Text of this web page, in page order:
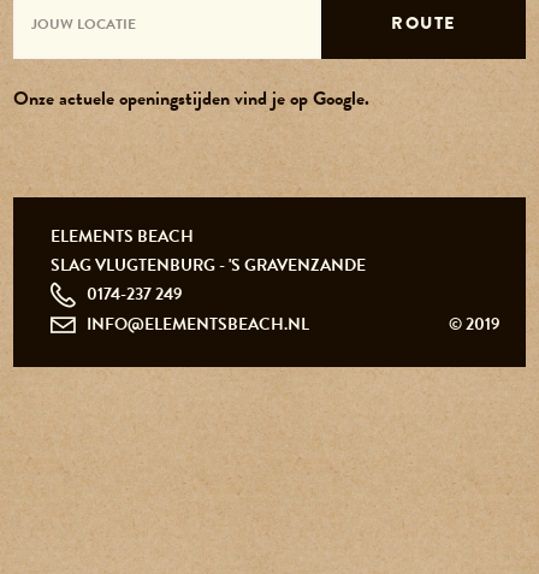
0174-237 249
info@elementsbeach.nl
ROUTE
Onze actuele openingstijden vind je op Google.
ELEMENTS BEACH
SLAG VLUGTENBURG - 'S GRAVENZANDE
0174-237 249
INFO@ELEMENTSBEACH.NL
© 2019